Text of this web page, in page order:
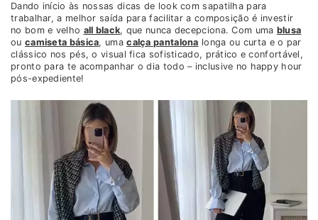
Dando início às nossas dicas de look com sapatilha para
trabalhar, a melhor saída para facilitar a composição é investir
no bom e velho all black, que nunca decepciona. Com uma blusa
ou camiseta básica, umacalça pantalona longa ou curta e o par
clássico nos pés, o visual fica sofisticado, prático e confortável,
pronto para te acompanhar o dia todo – inclusive no happy hour
pós-expediente!